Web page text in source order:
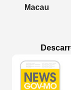
Macau